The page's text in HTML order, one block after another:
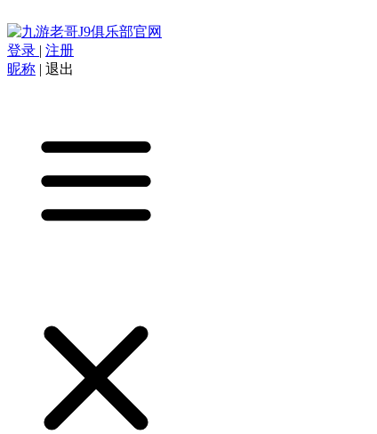
登录 | 注册
昵称 | 退出